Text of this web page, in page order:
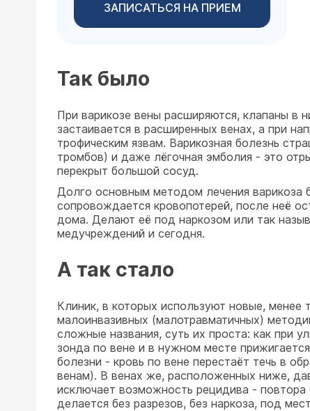
ЗАПИСАТЬСЯ НА ПРИЕМ
Так было
При варикозе вены расширяются, клапаны в
застаивается в расширенных венах, а при
трофическим язвам. Варикозная болезнь
тромбов) и даже лёгочная эмболия - это
перекрыт большой сосуд.
Долго основным методом лечения варикоза
сопровождается кровопотерей, после неё
дома. Делают её под наркозом или так
медучреждений и сегодня.
А так стало
Клиник, в которых используют новые,
малоинвазивных (малотравматичных)
сложные названия, суть их проста: как при
зонда по вене и в нужном месте
болезни - кровь по вене перестаёт течь в
венам). В венах же, расположенных ниже,
исключает возможность рецидива - повтора
делается без разрезов, без наркоза, под